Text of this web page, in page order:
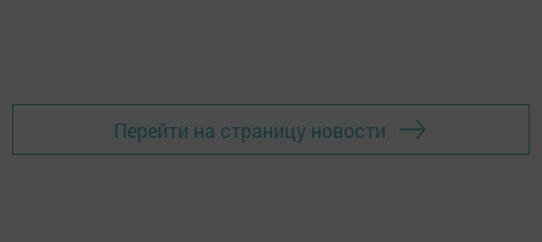
Перейти на страницу новости